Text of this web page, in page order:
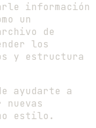
información
un
de
los
y estructura
ayudarte a
estilo.